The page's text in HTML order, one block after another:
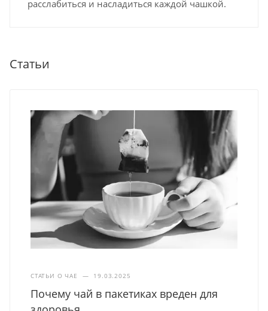
расслабиться и насладиться каждой чашкой.
Статьи
СТАТЬИ О ЧАЕ — 19.03.2025
Почему чай в пакетиках вреден для